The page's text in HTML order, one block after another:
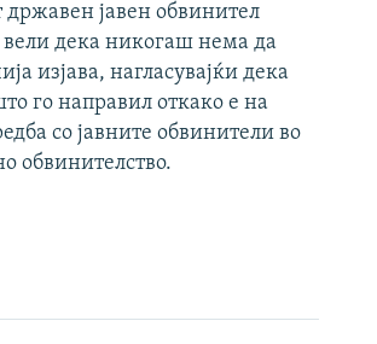
јавен обвинител
дека никогаш нема да
изјава, нагласувајќи дека
го направил откако е на
со јавните обвинители во
обвинителство.